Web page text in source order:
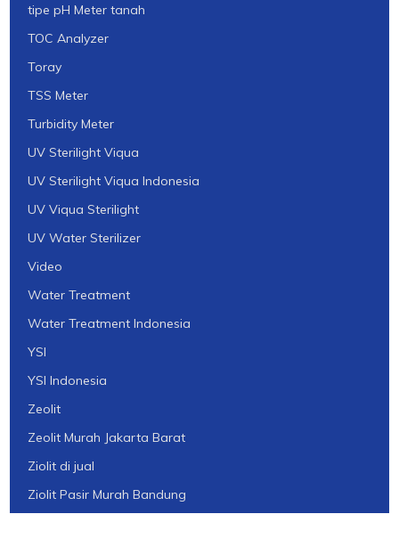
tipe pH Meter tanah
TOC Analyzer
Toray
TSS Meter
Turbidity Meter
UV Sterilight Viqua
UV Sterilight Viqua Indonesia
UV Viqua Sterilight
UV Water Sterilizer
Video
Water Treatment
Water Treatment Indonesia
YSI
YSI Indonesia
Zeolit
Zeolit Murah Jakarta Barat
Ziolit di jual
Ziolit Pasir Murah Bandung